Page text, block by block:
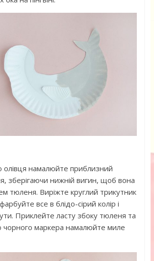
намалюйте приблизний
зберігаючи нижній вигин, щоб вона
тюленя. Виріжте круглий трикутник
все в блідо-сірий колір і
Приклейте ласту збоку тюленя та
маркера намалюйте миле